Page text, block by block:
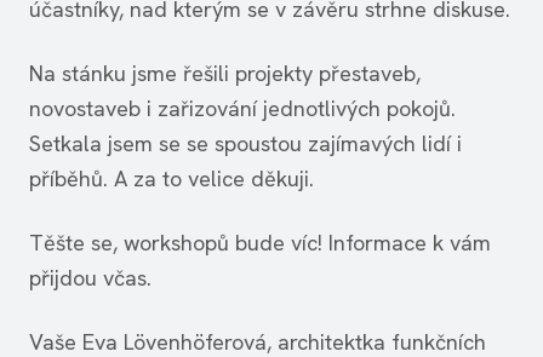
účastníky, nad kterým se v závěru strhne diskuse.
Na stánku jsme řešili projekty přestaveb,
novostaveb i zařizování jednotlivých pokojů.
Setkala jsem se se spoustou zajímavých lidí i
příběhů. A za to velice děkuji.
Těšte se, workshopů bude víc! Informace k vám
přijdou včas.
Vaše Eva Lövenhöferová, architektka funkčních